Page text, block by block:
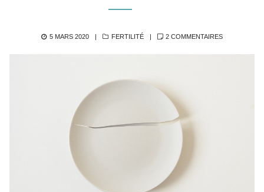
POSTED
5 MARS 2020 CATEGORIES
FERTILITÉ 2 COMMENTAIRESSUR